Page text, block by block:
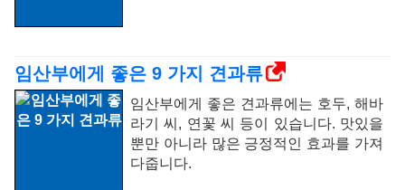
임산부에게 좋은 9 가지 견과류
임산부에게 좋은 견과류에는 호두, 해바
라기 씨, 연꽃 씨 등이 있습니다. 맛있을
뿐만 아니라 많은 긍정적인 효과를 가져
다줍니다.